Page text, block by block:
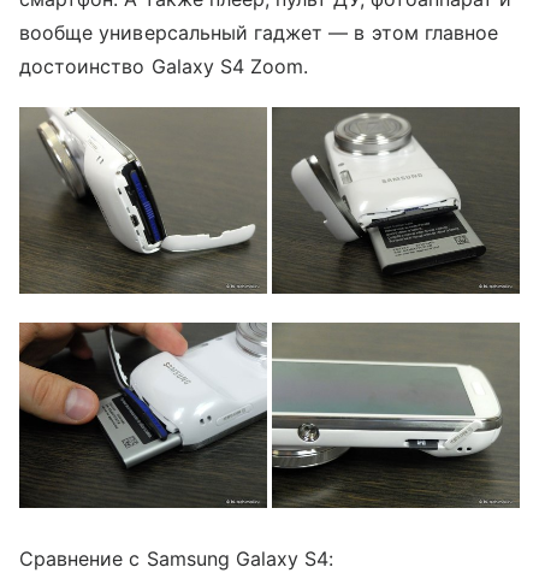
вообще универсальный гаджет — в этом главное
достоинство Galaxy S4 Zoom.
Сравнение с Samsung Galaxy S4: